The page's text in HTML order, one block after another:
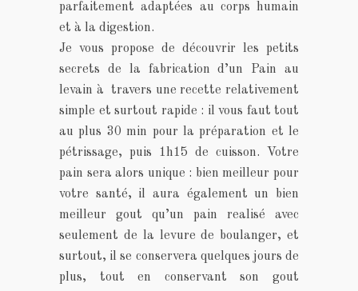
parfaitement adaptées au corps humain
et à la digestion.
Je vous propose de découvrir les petits
secrets de la fabrication d’un Pain au
levain à travers une recette relativement
simple et surtout rapide : il vous faut tout
au plus 30 min pour la préparation et le
pétrissage, puis 1h15 de cuisson. Votre
pain sera alors unique : bien meilleur pour
votre santé, il aura également un bien
meilleur gout qu’un pain realisé avec
seulement de la levure de boulanger, et
surtout, il se conservera quelques jours de
plus, tout en conservant son gout